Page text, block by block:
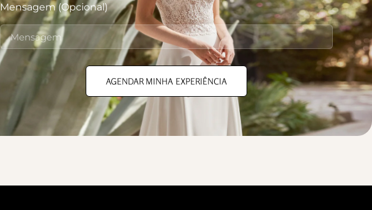
Mensagem (Opcional)
AGENDAR MINHA EXPERIÊNCIA